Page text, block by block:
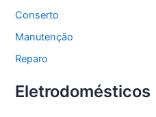
Conserto
Manutenção
Reparo
Eletrodomésticos